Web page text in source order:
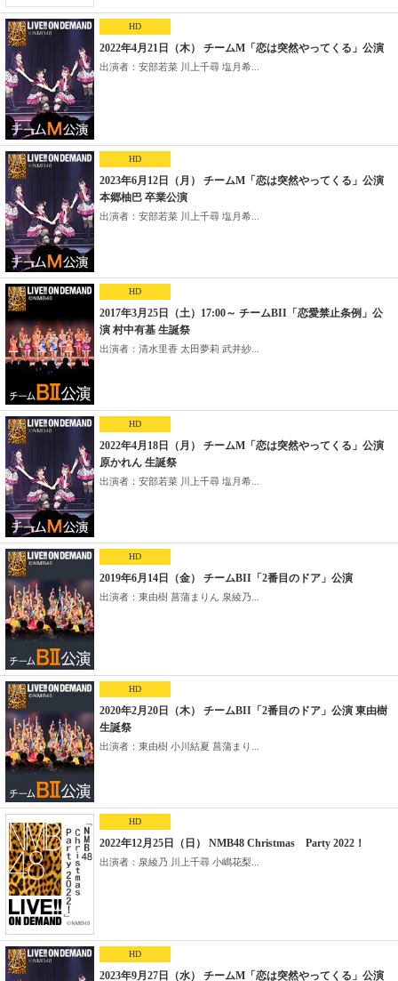
HD
2022年4月21日（木） チームM「恋は突然やってくる」公演
出演者：安部若菜 川上千尋 塩月希...
HD
2023年6月12日（月） チームM「恋は突然やってくる」公演
本郷柚巴 卒業公演
出演者：安部若菜 川上千尋 塩月希...
HD
2017年3月25日（土）17:00～ チームBII「恋愛禁止条例」公
演 村中有基 生誕祭
出演者：清水里香 太田夢莉 武井紗...
HD
2022年4月18日（月） チームM「恋は突然やってくる」公演
原かれん 生誕祭
出演者：安部若菜 川上千尋 塩月希...
HD
2019年6月14日（金） チームBII「2番目のドア」公演
出演者：東由樹 菖蒲まりん 泉綾乃...
HD
2020年2月20日（木） チームBII「2番目のドア」公演 東由樹
生誕祭
出演者：東由樹 小川結夏 菖蒲まり...
HD
2022年12月25日（日） NMB48 Christmas Party 2022！
出演者：泉綾乃 川上千尋 小嶋花梨...
HD
2023年9月27日（水） チームM「恋は突然やってくる」公演